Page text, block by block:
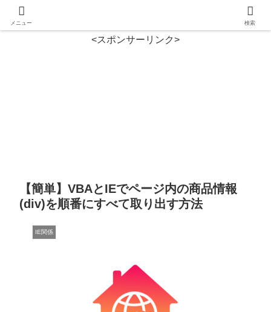
<スポンサーリンク>
【簡単】VBAとIEでページ内の商品情報
(div)を順番にすべて取り出す方法
IE関係
メニュー 検索